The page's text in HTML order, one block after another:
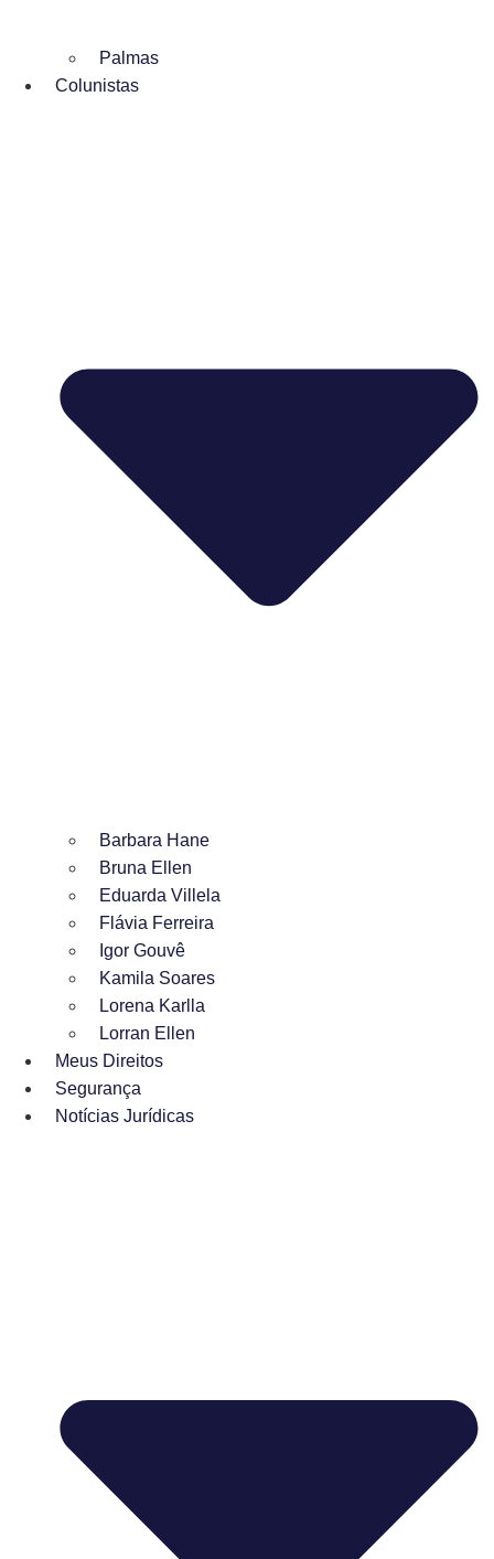
Palmas
Colunistas
Barbara Hane
Bruna Ellen
Eduarda Villela
Flávia Ferreira
Igor Gouvê
Kamila Soares
Lorena Karlla
Lorran Ellen
Meus Direitos
Segurança
Notícias Jurídicas